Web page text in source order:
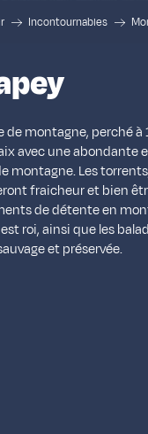
Incontournables
de montagne, perché à
avec une abondante
montagne. Les
fraicheur et bien
de détente en
roi, ainsi que les
et préservée.